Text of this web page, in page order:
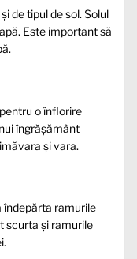
de tipul de sol. Solul
Este important să
o înflorire
îngrășământ
și vara.
îndepărta ramurile
scurta și ramurile